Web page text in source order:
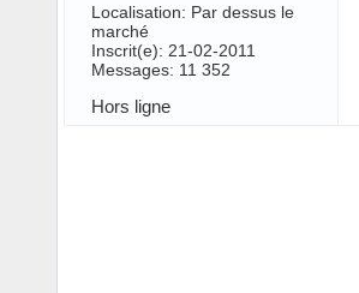
Localisation: Par dessus le
marché
Inscrit(e): 21-02-2011
Messages: 11 352
Hors ligne